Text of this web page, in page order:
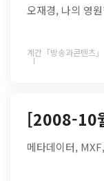
오재경, 나의 영
계간「방송과콘텐츠
[2008-10
메타데이터,